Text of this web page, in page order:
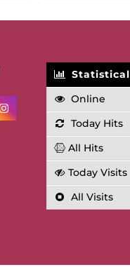
Statistical
Online
Today Hits
All Hits
Today Visits
All Visits